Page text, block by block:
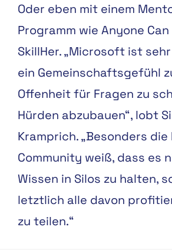
Oder eben mit einem
Programm wie Anyone
SkillHer. „Microsoft ist
ein Gemeinschaftsgefühl
Offenheit für Fragen zu
Hürden abzubauen“, lobt
Kramprich. „Besonders die
Community weiß, dass es
Wissen in Silos zu halten,
letztlich alle davon
zu teilen.“